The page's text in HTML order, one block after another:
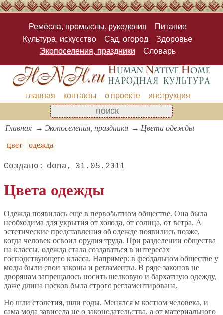
Ремёсла, промыслы, рукоделия
Питание
Культура, искусство
Сад, огород
Здоровье
Экопоселения, праздники
Словарь
главная контакты о проекте инструкция
Главная Экопоселения, праздники
Цвета одежды
цвет
одежда
dona 31.05.2011
Цвета одежды
Одежда появилась еще в первобытном обществе. Она была
необходима для укрытия от холода, от солнца, от ветра. А
эстетические представления об одежде появились позже,
когда человек освоил орудия труда. При разделении общества
на классы, одежда стала создаваться в интересах
господствующего класса. Например: в феодальном обществе у
моды были свои законы и регламенты. В ряде законов не
дворянам запрещалось носить шелковую и бархатную одежду,
даже длина носков была строго регламентирована.
Но шли столетия, шли годы. Менялся м костюм человека, и
сама мода зависела не о законодательства, а от материального